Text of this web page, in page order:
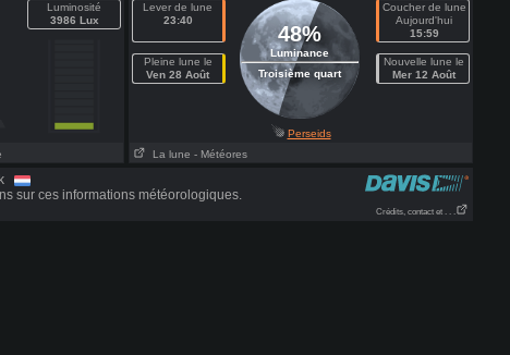
Luminosité
3986 Lux
Lever de lune
23:40
Pleine lune le
Ven 28 Août
48%
Luminance
Troisième quart
Coucher de lune
Aujourd'hui
15:59
Nouvelle lune le
Mer 12 Août
Perseids
La lune - Météores
sur ces informations météorologiques.
Crédits, contact et . . .